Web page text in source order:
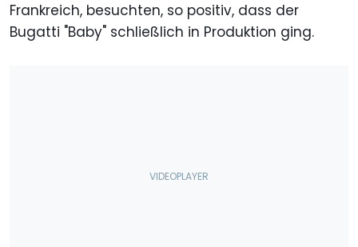
Frankreich, besuchten, so positiv, dass der
Bugatti "Baby" schließlich in Produktion ging.